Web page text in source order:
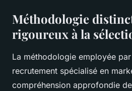
Méthodologie
rigoureux à la
La méthodologie employée
recrutement spécialisé en
compréhension approfondie